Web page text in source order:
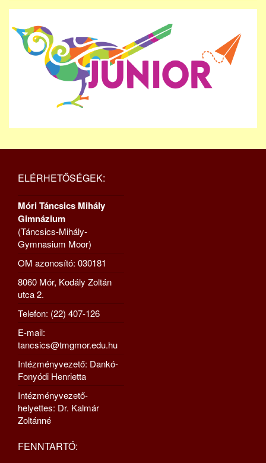
ELÉRHETŐSÉGEK:
Móri Táncsics Mihály
Gimnázium
(Táncsics-Mihály-
Gymnasium Moor)
OM azonosító: 030181
8060 Mór, Kodály Zoltán
utca 2.
Telefon: (22) 407-126
E-mail:
tancsics@tmgmor.edu.hu
Intézményvezető: Dankó-
Fonyódi Henrietta
Intézményvezető-
helyettes: Dr. Kalmár
Zoltánné
FENNTARTÓ: